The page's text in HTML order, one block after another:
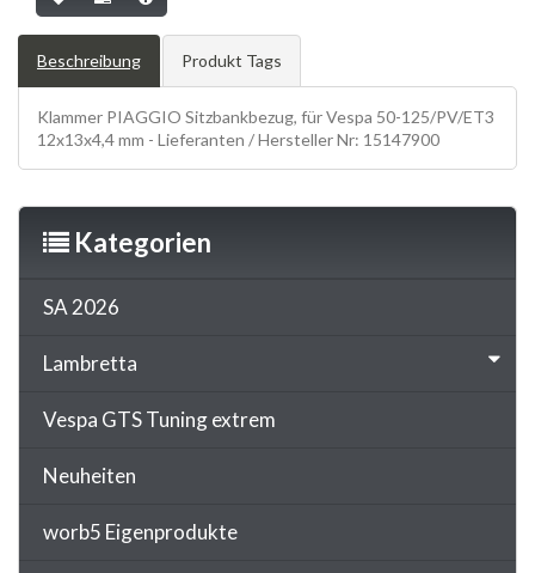
Beschreibung Produkt Tags
Klammer PIAGGIO Sitzbankbezug, für Vespa 50-125/PV/ET3
12x13x4,4 mm - Lieferanten / Hersteller Nr: 15147900
Kategorien
SA 2026
Lambretta
Vespa GTS Tuning extrem
Neuheiten
worb5 Eigenprodukte